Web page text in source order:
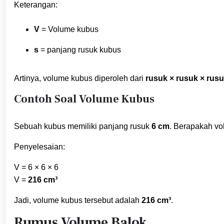
Keterangan:
V = Volume kubus
s = panjang rusuk kubus
Artinya, volume kubus diperoleh dari rusuk × rusuk ×
Contoh Soal Volume Kubus
Sebuah kubus memiliki panjang rusuk 6 cm. Berapakah
Penyelesaian:
V = 6 × 6 × 6
V = 216 cm³
Jadi, volume kubus tersebut adalah 216 cm³.